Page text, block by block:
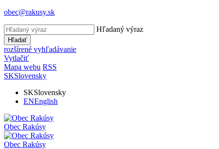
obec@rakusy.sk
Hľadaný výraz
Hľadať
rozšírené vyhľadávanie
Vytlačiť
Mapa webu RSS
SKSlovensky
SKSlovensky
ENEnglish
Obec Rakúsy
Obec Rakúsy